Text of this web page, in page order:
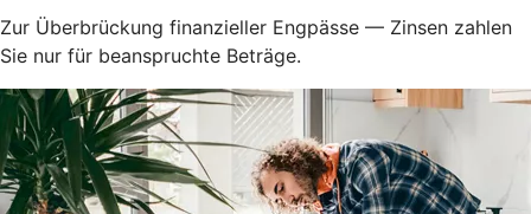
Zur Überbrückung finanzieller Engpässe — Zinsen zahlen
Sie nur für beanspruchte Beträge.